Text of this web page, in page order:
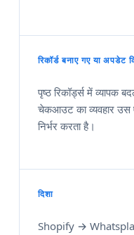
रिकॉर्ड बनाए गए या अपडेट
पृष्ठ रिकॉर्ड्स में व्यापक
चेकआउट का व्यवहार उस
निर्भर करता है।
दिशा
Shopify →